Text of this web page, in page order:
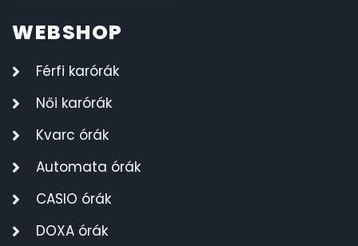
WEBSHOP
Férfi karórák
Női karórák
Kvarc órák
Automata órák
CASIO órák
DOXA órák